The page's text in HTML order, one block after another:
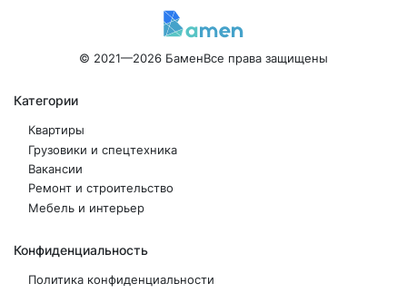
© 2021—2026 БаменВсе права защищены
Категории
Квартиры
Грузовики и спецтехника
Вакансии
Ремонт и строительство
Мебель и интерьер
Конфиденциальность
Политика конфиденциальности